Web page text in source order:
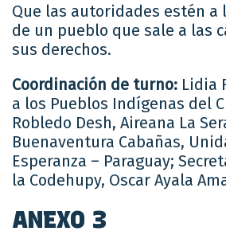
Que las autoridades estén a
de un pueblo que sale a las
sus derechos.
Coordinación de turno: Lidia
a los Pueblos Indígenas del
Robledo Desh, Aireana La
Buenaventura Cabañas,
Esperanza – Paraguay;
la Codehupy, Oscar Ayala
ANEXO 3